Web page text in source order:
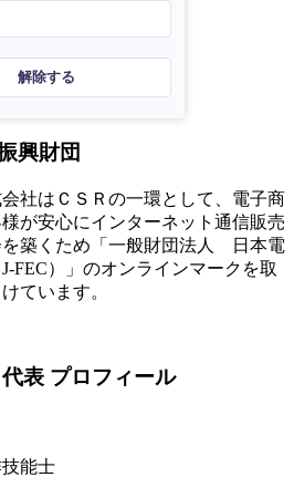
解除する
興財団
社はＣＳＲの一環として、電子商
が安心にインターネット通信販売
を築くため「一般財団法人 日本電
FEC）」のオンラインマークを取
ています。
表 プロフィール
能士